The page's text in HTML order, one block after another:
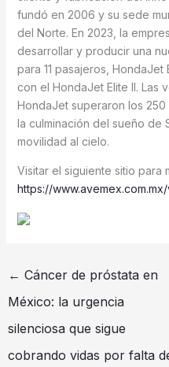
fundó en 2006 y su sede
del Norte. En 2023, la
desarrollar y producir una
para 11 pasajeros,
con el HondaJet Elite II. Las
HondaJet superaron los
la culminación del sueño de
movilidad al cielo.
Visitar el siguiente sitio para
https://
← Cáncer de próstata en
México: la urgencia
silenciosa que sigue
cobrando vidas por falta